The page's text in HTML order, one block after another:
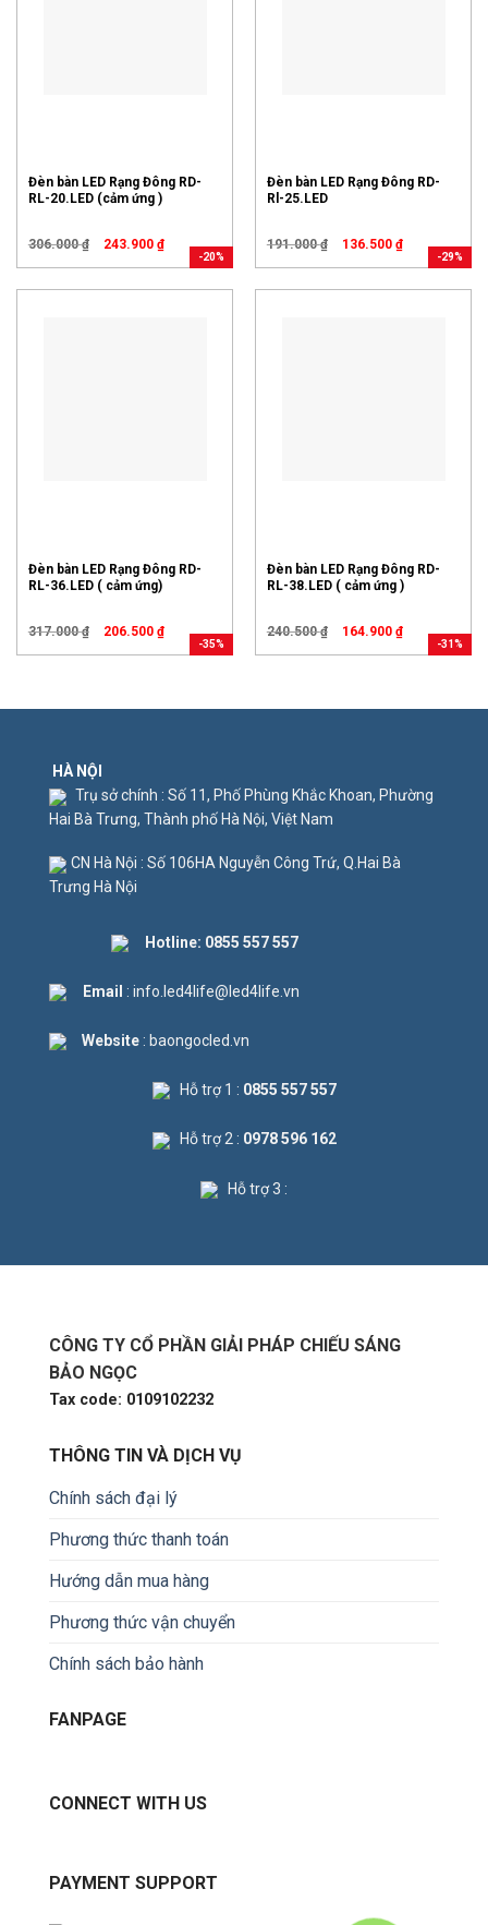
-20%
Đèn bàn LED Rạng Đông RD-
RL-20.LED (cảm ứng )
306.000₫ 243.900 ₫
-29%
Đèn bàn LED Rạng Đông RD-
Rl-25.LED
191.000₫ 136.500 ₫
-35%
Đèn bàn LED Rạng Đông RD-
RL-36.LED ( cảm ứng)
317.000₫ 206.500 ₫
-31%
Đèn bàn LED Rạng Đông RD-
RL-38.LED ( cảm ứng )
240.500₫ 164.900 ₫
HÀ NỘI
Trụ sở chính : Số 11, Phố Phùng Khắc Khoan, Phường
Hai Bà Trưng, Thành phố Hà Nội, Việt Nam
CN Hà Nội : Số 106HA Nguyễn Công Trứ, Q.Hai Bà
Trưng Hà Nội
Hotline: 0855 557 557
Email : info.led4life@led4life.vn
Website: baongocled.vn
Hỗ trợ 1 : 0855 557 557
Hỗ trợ 2 : 0978 596 162
Hỗ trợ 3 :
CÔNG TY CỔ PHẦN GIẢI PHÁP CHIẾU SÁNG
BẢO NGỌC
Tax code: 0109102232
THÔNG TIN VÀ DỊCH VỤ
Chính sách đại lý
Phương thức thanh toán
Hướng dẫn mua hàng
Phương thức vận chuyển
Chính sách bảo hành
FANPAGE
CONNECT WITH US
PAYMENT SUPPORT